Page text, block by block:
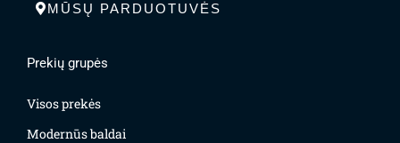
MŪSŲ PARDUOTUVĖS
Prekių grupės
Visos prekės
Modernūs baldai